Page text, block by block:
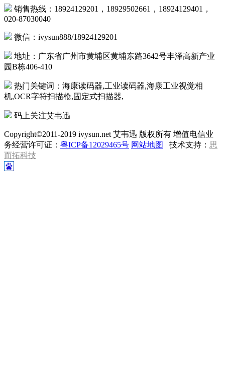
销售热线：18924129201，18929502661，18924129401，
020-87030040
微信：ivysun888/18924129201
地址：广东省广州市黄埔区黄埔东路3642号丰泽高新产业
园B栋406-410
热门关键词：海康读码器,工业读码器,海康工业视觉相
机,OCR字符扫描枪,固定式扫描器,
码上关注艾韦迅
Copyright©2011-2019 ivysun.net 艾韦迅 版权所有 增值电信业
务经营许可证： 粤ICP备12029465号 网站地图 技术支持： 思
而拓科技